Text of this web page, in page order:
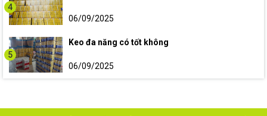
4
06/09/2025
5
Keo đa năng có tốt không
06/09/2025